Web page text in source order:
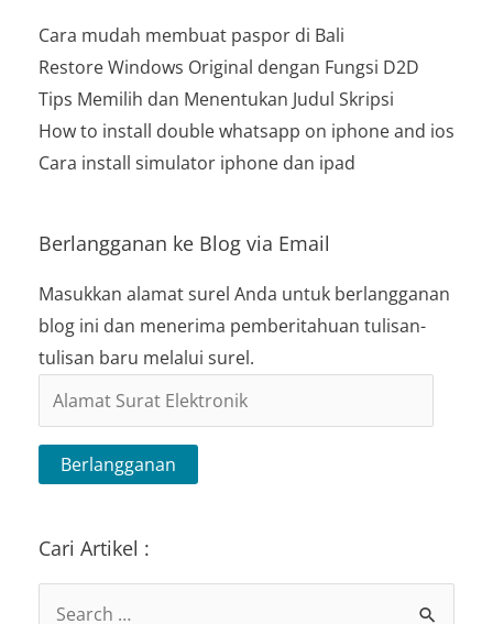
Cara mudah membuat paspor di Bali
Restore Windows Original dengan Fungsi D2D
Tips Memilih dan Menentukan Judul Skripsi
How to install double whatsapp on iphone and ios
Cara install simulator iphone dan ipad
Berlangganan ke Blog via Email
Masukkan alamat surel Anda untuk berlangganan
blog ini dan menerima pemberitahuan tulisan-
tulisan baru melalui surel.
Alamat
Surat
Elektronik
Berlangganan
Cari Artikel :